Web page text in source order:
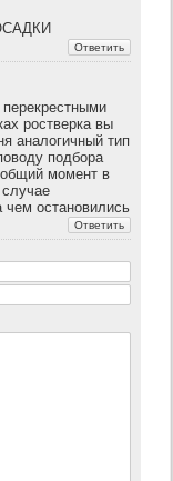
ростверка вы
аналогичный тип
подбора
момент в
чем остановились